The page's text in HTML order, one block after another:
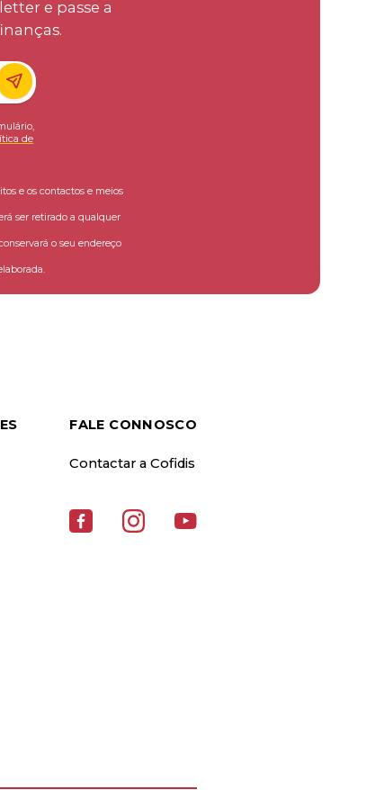
e passe a
de
e os contactos e meios
ser retirado a qualquer
o seu endereço
FALE CONNOSCO
Contactar a Cofidis